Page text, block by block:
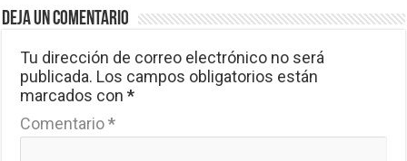
Deja un comentario
Tu dirección de correo electrónico no será
publicada. Los campos obligatorios están
marcados con*
Comentario*